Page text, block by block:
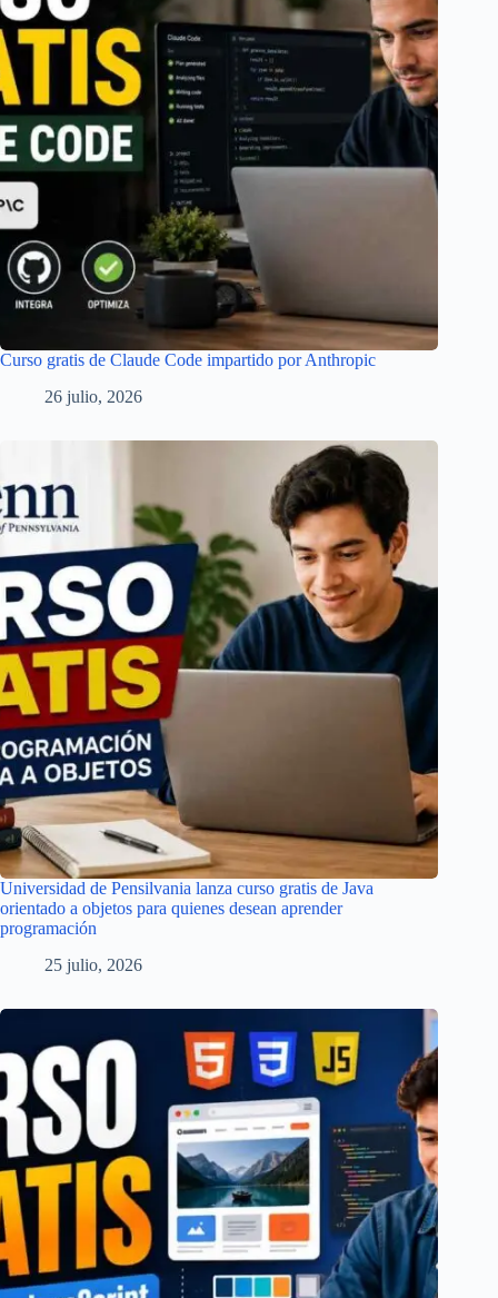
Curso gratis de Claude Code impartido por Anthropic
26 julio, 2026
Universidad de Pensilvania lanza curso gratis de Java
orientado a objetos para quienes desean aprender
programación
25 julio, 2026